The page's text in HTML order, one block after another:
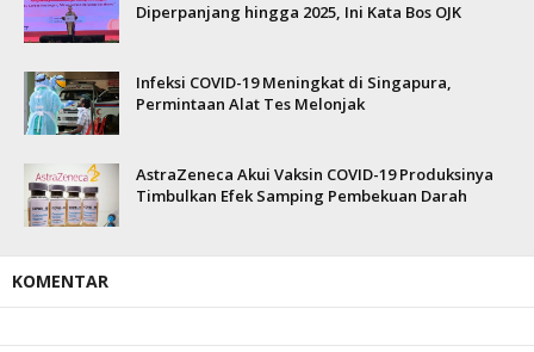
Diperpanjang hingga 2025, Ini Kata Bos OJK
Infeksi COVID-19 Meningkat di Singapura,
Permintaan Alat Tes Melonjak
AstraZeneca Akui Vaksin COVID-19 Produksinya
Timbulkan Efek Samping Pembekuan Darah
KOMENTAR